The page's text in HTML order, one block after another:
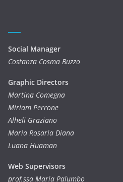
Social Manager
Costanza Cosma Buzzo
Graphic Directors
Martina Comegna
Miriam Perrone
Alheli Graziano
Maria Rosaria Diana
Luana Huaman
Web Supervisors
prof.ssa Maria Palumbo